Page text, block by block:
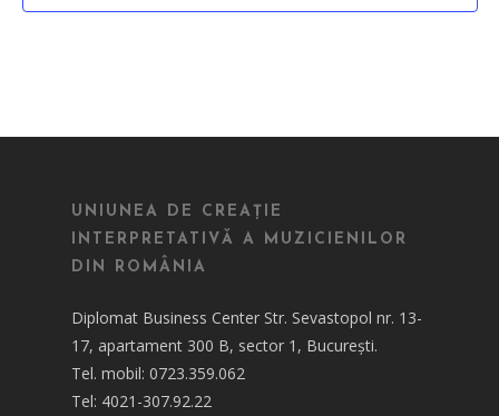
UNIUNEA DE CREAȚIE
INTERPRETATIVĂ A MUZICIENILOR
DIN ROMÂNIA
Diplomat Business Center Str. Sevastopol nr. 13-
17, apartament 300 B, sector 1, București.
Tel. mobil: 0723.359.062
Tel: 4021-307.92.22